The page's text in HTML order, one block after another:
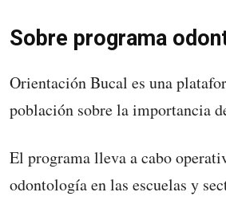
Sobre programa
Orientación Bucal es una
población sobre la importancia
El programa lleva a cabo
odontología en las escuelas y